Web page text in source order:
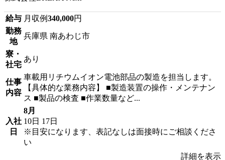
給与 月収例340,000円
勤務
地
兵庫県 南あわじ市
寮・
社宅
あり
仕事
内容
車載用リチウムイオン電池部品の製造を担当します。
【具体的な業務内容】 ■製造装置の操作・メンテナン
ス ■製品の検査 ■作業数量など...
入社
日
8月
10日 17日
※目安になります、表記なしは面接時にご相談くださ
い
詳細を表示